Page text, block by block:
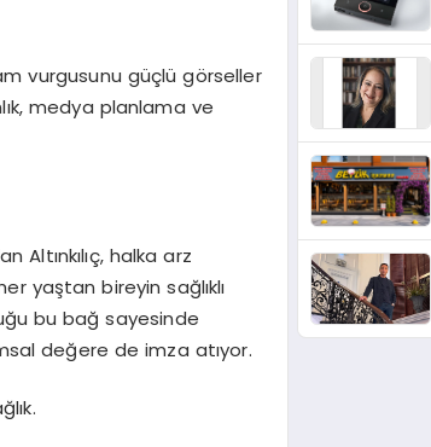
vurgusunu güçlü görseller
medya planlama ve
Altınkılıç, halka arz
yaştan bireyin sağlıklı
bu bağ sayesinde
değere de imza atıyor.